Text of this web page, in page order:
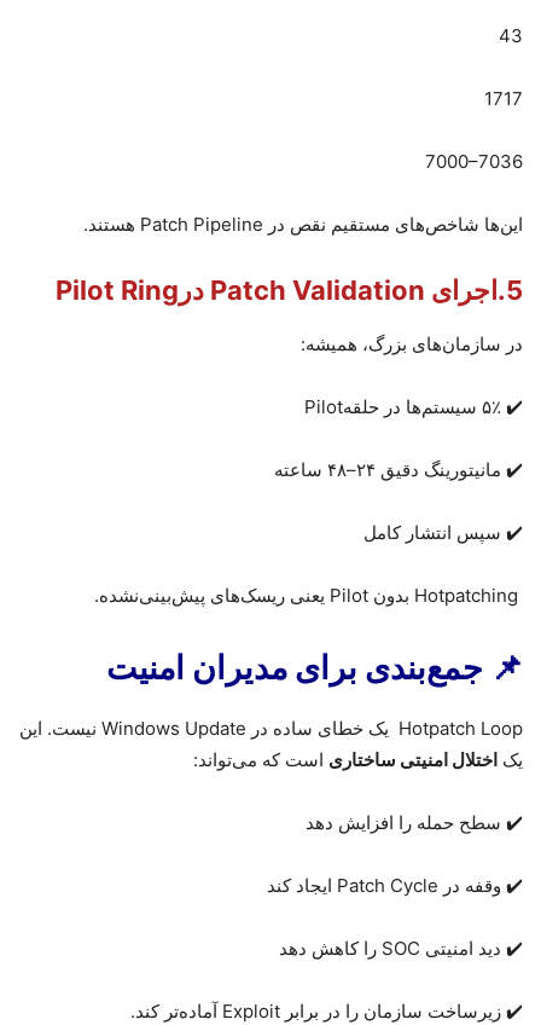
43
1717
7000–7036
این‌ها شاخص‌های مستقیم نقص در Patch Pipeline هستند.
5. اجرای Patch Validation در Pilot Ring
در سازمان‌های بزرگ، همیشه:
✔️ ۵٪ سیستم‌ها در حلقهPilot
✔️ مانیتورینگ دقیق ۲۴–۴۸ ساعته
✔️ سپس انتشار کامل
Hotpatching بدون Pilot یعنی ریسک‌های پیش‌بینی‌نشده.
📌 جمع‌بندی برای مدیران امنیت
Hotpatch Loop یک خطای ساده در Windows Update نیست. این
یک اختلال امنیتی ساختاری است که می‌تواند:
✔️ سطح حمله را افزایش دهد
✔️ وقفه در Patch Cycle ایجاد کند
✔️ دید امنیتی SOC را کاهش دهد
✔️ زیرساخت سازمان را در برابر Exploitآماده‌تر کند.